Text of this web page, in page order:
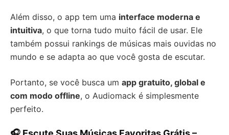
Além disso, o app tem uma interface moderna e
intuitiva, o que torna tudo muito fácil de usar. Ele
também possui rankings de músicas mais ouvidas no
mundo e se adapta ao que você gosta de escutar.
Portanto, se você busca um app gratuito, global e
com modo offline, o Audiomack é simplesmente
perfeito.